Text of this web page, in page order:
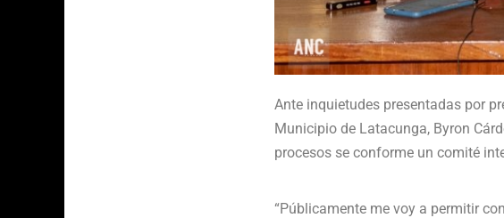
Ante inquietudes presentadas por
Municipio de Latacunga, Byron
procesos se conforme un comité
“Públicamente me voy a permitir